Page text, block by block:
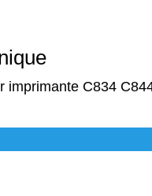
imprimante C834